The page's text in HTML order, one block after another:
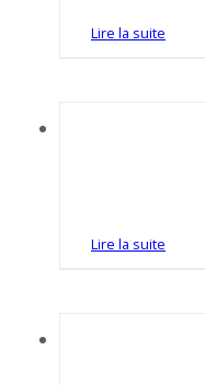
Lire la suite
Lire la suite